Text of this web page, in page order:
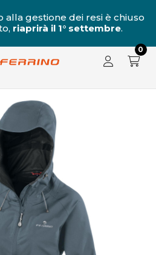
alla gestione dei resi è chiuso
riaprirà il 1° settembre.
0